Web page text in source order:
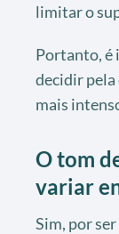
limitar o
Portanto, é
decidir
mais
O tom
variar
Sim, por